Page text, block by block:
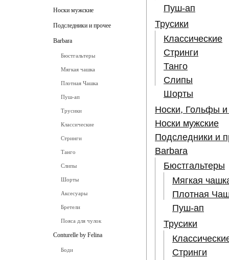
Носки мужские
Подследники и прочее
Barbara
Бюстгальтеры
Мягкая чашка
Плотная Чашка
Пуш-ап
Трусики
Классические
Стринги
Танго
Слипы
Шорты
Аксесуары
Бретели
Пояса для чулок
Conturelle by Felina
Боди
Пуш-ап
Трусики
Классические
Стринги
Танго
Слипы
Шорты
Носки, Гольфы и
Носки мужские
Подследники и
Barbara
Бюстгальтеры
Мягкая
Плотная
Пуш-ап
Трусики
Стринги